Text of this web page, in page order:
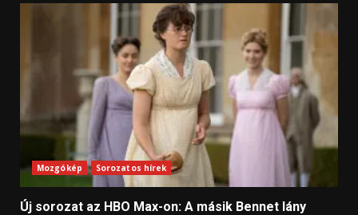
Mozgókép Sorozatos hírek
Új sorozat az HBO Max-on: A másik Bennet lány